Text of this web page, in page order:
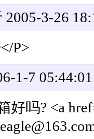
2005-3-26
P>
1-7 05:44:01
好吗? <a